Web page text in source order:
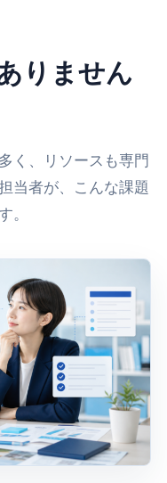
りません
く、リソースも専門
当者が、こんな課題
。